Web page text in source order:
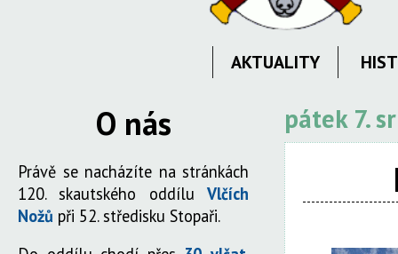
AKTUALITY
pátek 7.
O nás
Právě se nacházíte na stránkách
120. skautského oddílu Vlčích
Nožů při 52. středisku Stopaři.